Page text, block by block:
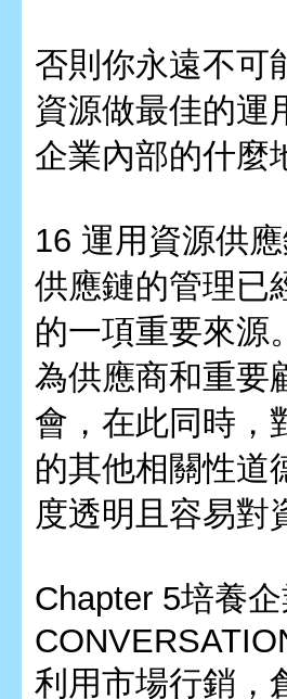
否則你永遠不可
資源做最佳的運
企業內部的什麼
16 運用資源供
供應鏈的管理已
的一項重要來源
為供應商和重要
會，在此同時，
的其他相關性道
度透明且容易對
Chapter 5培養
利用市場行銷，